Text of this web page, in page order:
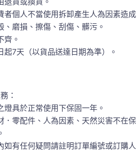
者個人不當使用拆卸產生人為因素造成
、磨損、擦傷、刮傷、髒污。
齊。
起7天（以貨品送達日期為準）。
：
燈具於正常使用下保固一年。
．零配件、人為因素、天然災害不在保
如有任何疑問請註明訂單編號或訂購人